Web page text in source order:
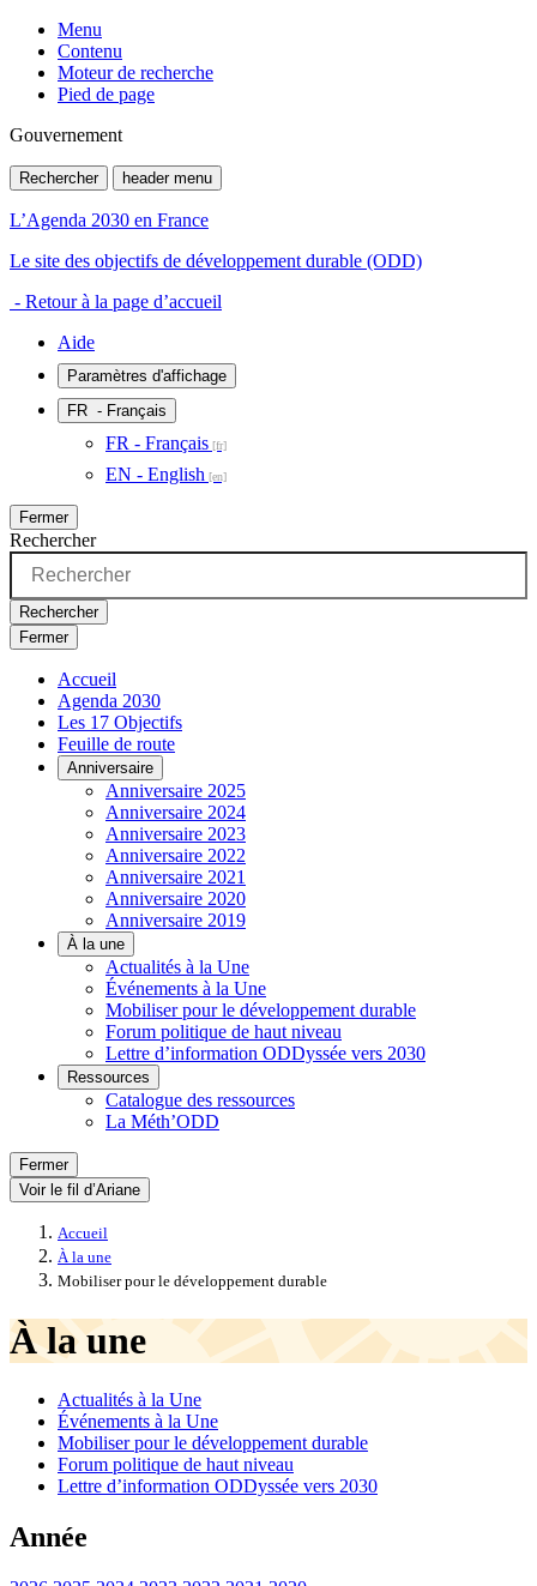
Menu
Contenu
Moteur de recherche
Pied de page
Gouvernement
Rechercher header menu
L’Agenda 2030 en France
Le site des objectifs de développement durable (ODD)
- Retour à la page d’accueil
Aide
Paramètres d'affichage
FR - Français
FR - Français
EN - English
Fermer
Rechercher
Rechercher
Fermer
Accueil
Agenda 2030
Les 17 Objectifs
Feuille de route
Anniversaire
Anniversaire 2025
Anniversaire 2024
Anniversaire 2023
Anniversaire 2022
Anniversaire 2021
Anniversaire 2020
Anniversaire 2019
À la une
Actualités à la Une
Événements à la Une
Mobiliser pour le développement durable
Forum politique de haut niveau
Lettre d’information ODDyssée vers 2030
Ressources
Catalogue des ressources
La Méth’ODD
Fermer
Voir le fil d’Ariane
Accueil
À la une
Mobiliser pour le développement durable
À la une
Actualités à la Une
Événements à la Une
Mobiliser pour le développement durable
Forum politique de haut niveau
Lettre d’information ODDyssée vers 2030
Année